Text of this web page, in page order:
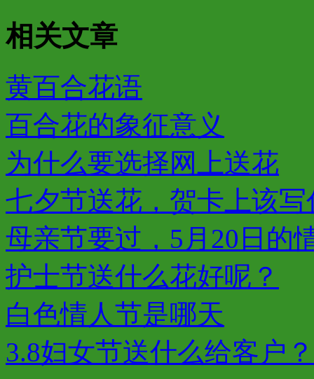
相关文章
黄百合花语
百合花的象征意义
为什么要选择网上送花
七夕节送花，贺卡上该写
母亲节要过，5月20日的
护士节送什么花好呢？
白色情人节是哪天
3.8妇女节送什么给客户？